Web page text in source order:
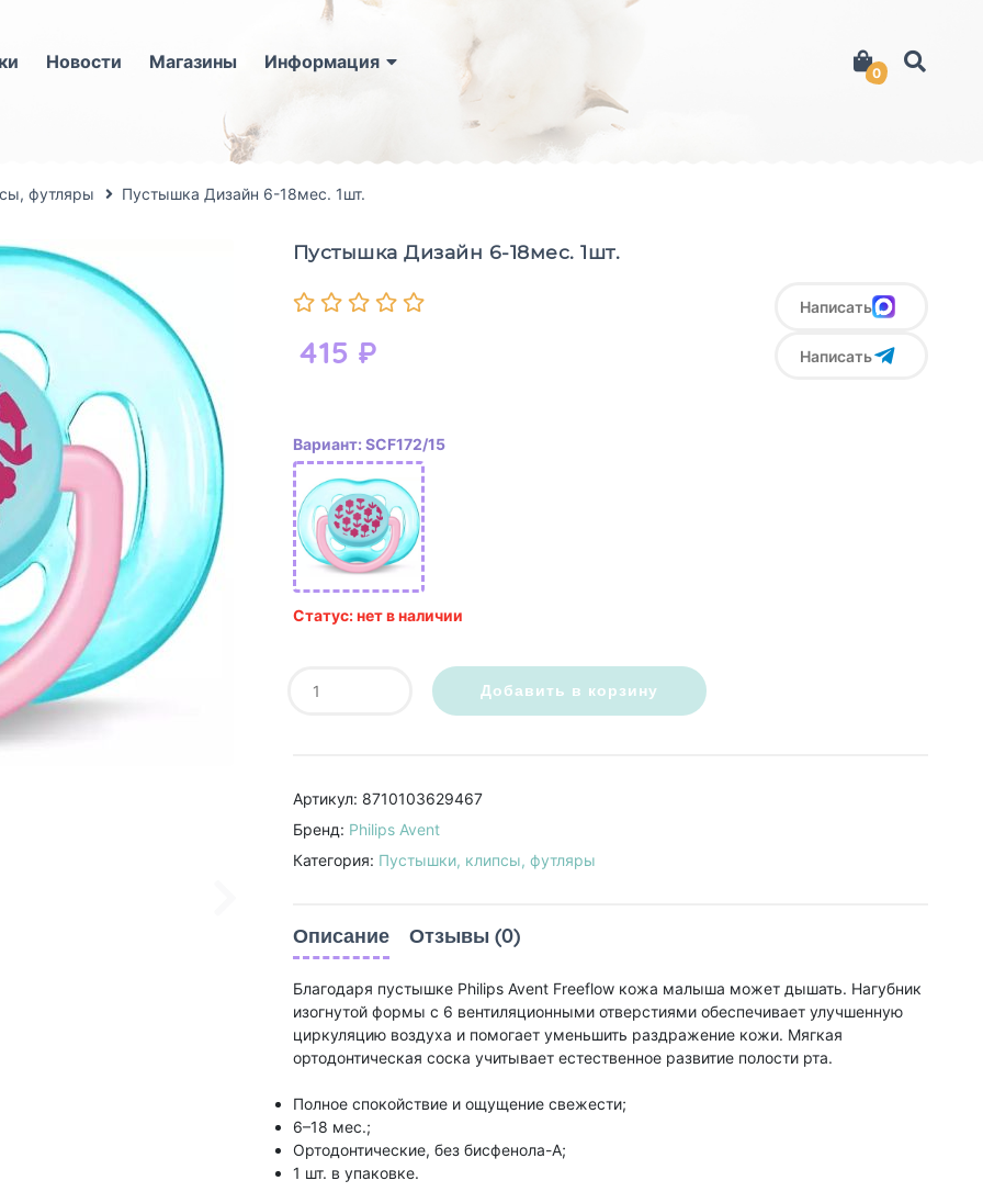
Новости Магазины Информация
0
футляры Пустышка Дизайн 6-18мес. 1шт.
Пустышка Дизайн 6-18мес. 1шт.
415 ₽
Написать
Написать
Вариант: SCF172/15
Статус: нет в наличии
Добавить в корзину
Артикул: 8710103629467
Бренд: Philips Avent
Категория: Пустышки, клипсы, футляры
Описание Отзывы (0)
Благодаря пустышке Philips Avent Freeflow кожа малыша может дышать. Нагубник
изогнутой формы с 6 вентиляционными отверстиями обеспечивает улучшенную
циркуляцию воздуха и помогает уменьшить раздражение кожи. Мягкая
ортодонтическая соска учитывает естественное развитие полости рта.
Полное спокойствие и ощущение свежести;
6–18 мес.;
Ортодонтические, без бисфенола-А;
1 шт. в упаковке.